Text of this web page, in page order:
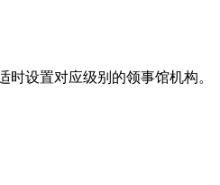
设置对应级别的领事馆机构。